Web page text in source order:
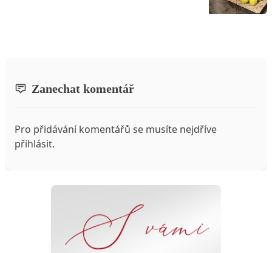
Zanechat komentář
Pro přidávání komentářů se musíte nejdříve
přihlásit.